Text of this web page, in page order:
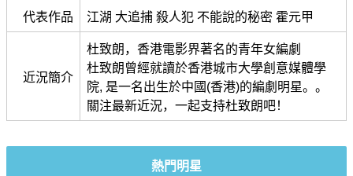
代表作品 江湖 大追捕 殺人犯 不能說的秘密 霍元甲
近況簡介
杜致朗，香港電影界著名的青年女編劇
杜致朗曾經就讀於香港城市大學創意媒體學
院, 是一名出生於中國(香港)的編劇明星。。
關注最新近況，一起支持杜致朗吧！
熱門明星